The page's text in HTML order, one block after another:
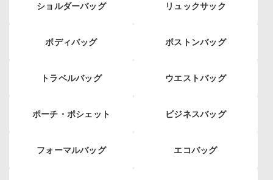
ショルダーバッグ リュックサック
ボディバッグ ボストンバッグ
トラベルバッグ ウエストバッグ
ポーチ・ポシェット ビジネスバッグ
フォーマルバッグ エコバッグ